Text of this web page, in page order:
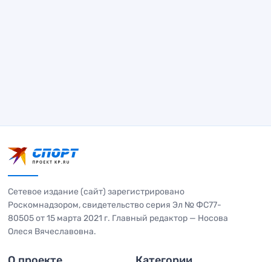
Сетевое издание (сайт) зарегистрировано
Роскомнадзором, свидетельство серия Эл № ФС77-
80505 от 15 марта 2021 г. Главный редактор — Носова
Олеся Вячеславовна.